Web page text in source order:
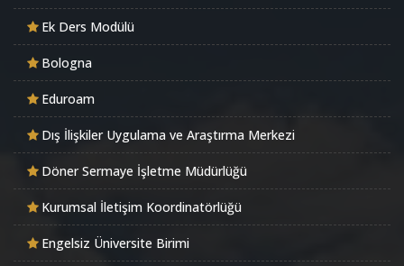
Ek Ders Modülü
Bologna
Eduroam
Dış İlişkiler Uygulama ve Araştırma Merkezi
Döner Sermaye İşletme Müdürlüğü
Kurumsal İletişim Koordinatörlüğü
Engelsiz Üniversite Birimi